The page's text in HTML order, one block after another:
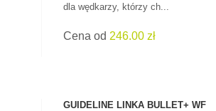
dla wędkarzy, którzy ch...
Cena od 246.00 zł
GUIDELINE LINKA BULLET+ WF